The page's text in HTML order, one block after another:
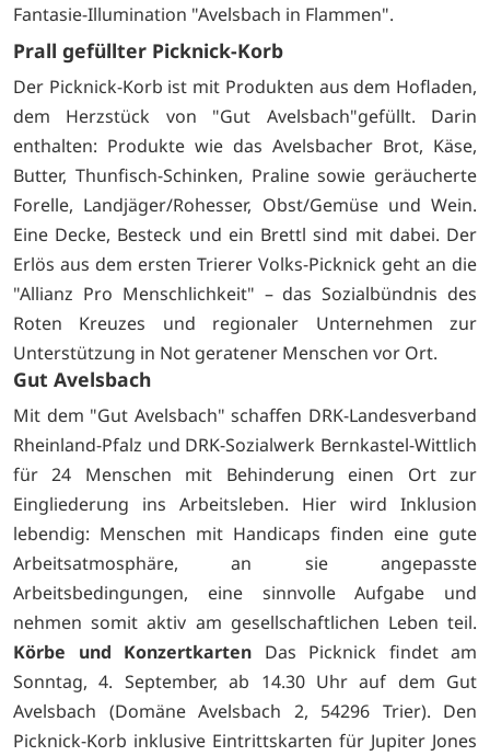
Fantasie-Illumination "Avelsbach in Flammen".
Prall gefüllter Picknick-Korb
Der Picknick-Korb ist mit Produkten aus dem Hofladen,
dem Herzstück von "Gut Avelsbach"gefüllt. Darin
enthalten: Produkte wie das Avelsbacher Brot, Käse,
Butter, Thunfisch-Schinken, Praline sowie geräucherte
Forelle, Landjäger/Rohesser, Obst/Gemüse und Wein.
Eine Decke, Besteck und ein Brettl sind mit dabei. Der
Erlös aus dem ersten Trierer Volks-Picknick geht an die
"Allianz Pro Menschlichkeit" – das Sozialbündnis des
Roten Kreuzes und regionaler Unternehmen zur
Unterstützung in Not geratener Menschen vor Ort.
Gut Avelsbach
Mit dem "Gut Avelsbach" schaffen DRK-Landesverband
Rheinland-Pfalz und DRK-Sozialwerk Bernkastel-Wittlich
für 24 Menschen mit Behinderung einen Ort zur
Eingliederung ins Arbeitsleben. Hier wird Inklusion
lebendig: Menschen mit Handicaps finden eine gute
Arbeitsatmosphäre, an sie angepasste
Arbeitsbedingungen, eine sinnvolle Aufgabe und
nehmen somit aktiv am gesellschaftlichen Leben teil.
Körbe und Konzertkarten Das Picknick findet am
Sonntag, 4. September, ab 14.30 Uhr auf dem Gut
Avelsbach (Domäne Avelsbach 2, 54296 Trier). Den
Picknick-Korb inklusive Eintrittskarten für Jupiter Jones